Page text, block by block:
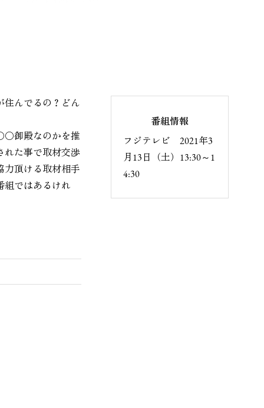
住んでるの？どん
〇御殿なのかを推
れた事で取材交渉
力頂ける取材相手
組ではあるけれ
番組情報
フジテレビ 2021年3
月13日（土）13:30～1
4:30